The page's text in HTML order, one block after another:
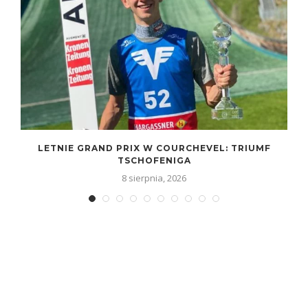
LETNIE GRAND PRIX W COURCHEVEL: TRIUMF
TSCHOFENIGA
8 sierpnia, 2026